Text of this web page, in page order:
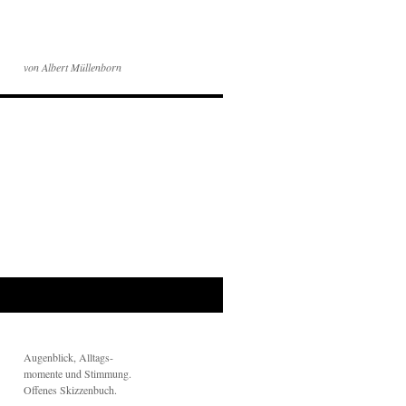
von Albert Müllenborn
Augenblick, Alltags-
momente und Stimmung.
Offenes Skizzenbuch.